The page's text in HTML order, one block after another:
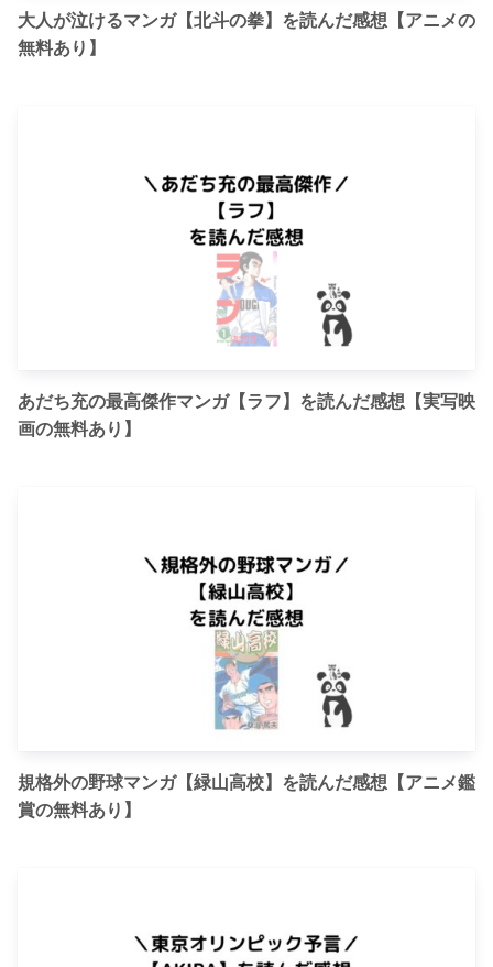
大人が泣けるマンガ【北斗の拳】を読んだ感想【アニメの
無料あり】
あだち充の最高傑作マンガ【ラフ】を読んだ感想【実写映
画の無料あり】
規格外の野球マンガ【緑山高校】を読んだ感想【アニメ鑑
賞の無料あり】